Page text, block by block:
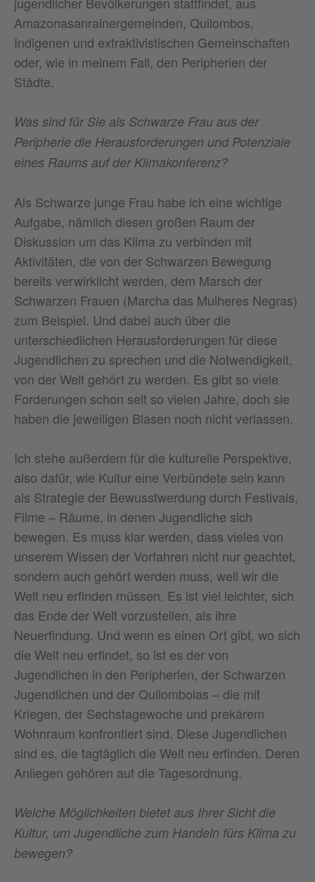
Amazonasanrainergemeinden, Quilombos,
Indigenen und extraktivistischen Gemeinschaften
oder, wie in meinem Fall, den Peripherien der
Städte.
Was sind für Sie als Schwarze Frau aus der
Peripherie die Herausforderungen und Potenziale
eines Raums auf der Klimakonferenz?
Als Schwarze junge Frau habe ich eine wichtige
Aufgabe, nämlich diesen großen Raum der
Diskussion um das Klima zu verbinden mit
Aktivitäten, die von der Schwarzen Bewegung
bereits verwirklicht werden, dem Marsch der
Schwarzen Frauen (Marcha das Mulheres Negras)
zum Beispiel. Und dabei auch über die
unterschiedlichen Herausforderungen für diese
Jugendlichen zu sprechen und die Notwendigkeit,
von der Welt gehört zu werden. Es gibt so viele
Forderungen schon seit so vielen Jahre, doch sie
haben die jeweiligen Blasen noch nicht verlassen.
Ich stehe außerdem für die kulturelle Perspektive,
also dafür, wie Kultur eine Verbündete sein kann
als Strategie der Bewusstwerdung durch Festivals,
Filme – Räume, in denen Jugendliche sich
bewegen. Es muss klar werden, dass vieles von
unserem Wissen der Vorfahren nicht nur geachtet,
sondern auch gehört werden muss, weil wir die
Welt neu erfinden müssen. Es ist viel leichter, sich
das Ende der Welt vorzustellen, als ihre
Neuerfindung. Und wenn es einen Ort gibt, wo sich
die Welt neu erfindet, so ist es der von
Jugendlichen in den Peripherien, der Schwarzen
Jugendlichen und der Quilombolas – die mit
Kriegen, der Sechstagewoche und prekärem
Wohnraum konfrontiert sind. Diese Jugendlichen
sind es, die tagtäglich die Welt neu erfinden. Deren
Anliegen gehören auf die Tagesordnung.
Welche Möglichkeiten bietet aus Ihrer Sicht die
Kultur, um Jugendliche zum Handeln fürs Klima zu
bewegen?